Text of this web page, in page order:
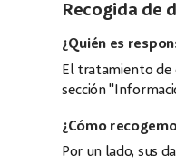
Recogida de
¿Quién es
El tratamiento de
sección
¿Cómo
Por un lado, sus